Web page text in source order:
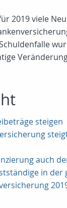
2019 viele
steigen
auch
in